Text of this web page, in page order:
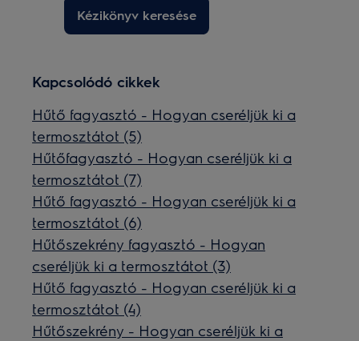
Kézikönyv keresése
Kapcsolódó cikkek
Hűtő fagyasztó - Hogyan cseréljük ki a
termosztátot (5)
Hűtőfagyasztó - Hogyan cseréljük ki a
termosztátot (7)
Hűtő fagyasztó - Hogyan cseréljük ki a
termosztátot (6)
Hűtőszekrény fagyasztó - Hogyan
cseréljük ki a termosztátot (3)
Hűtő fagyasztó - Hogyan cseréljük ki a
termosztátot (4)
Hűtőszekrény - Hogyan cseréljük ki a